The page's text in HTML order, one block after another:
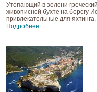
Утопающий в зелени
живописной бухте на берегу
привлекательные для
Подробнее